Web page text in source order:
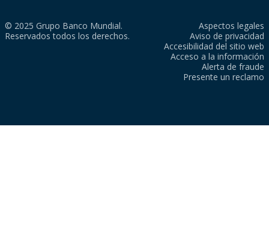
© 2025 Grupo Banco Mundial.
Reservados todos los derechos.
Aspectos legales
Aviso de privacidad
Accesibilidad del sitio web
Acceso a la información
Alerta de fraude
Presente un reclamo